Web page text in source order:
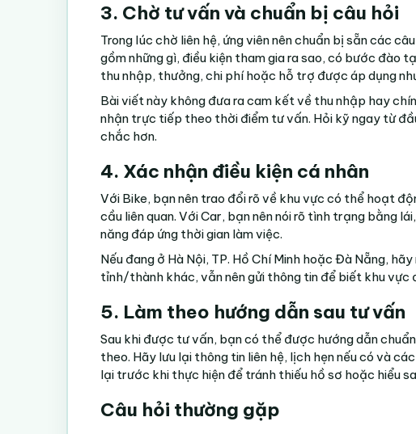
3. Chờ tư vấn và chuẩn bị câu hỏi
Trong lúc chờ liên hệ, ứng viên nên chuẩn bị sẵn các
gồm những gì, điều kiện tham gia ra sao, có bước đào
thu nhập, thưởng, chi phí hoặc hỗ trợ được áp dụng
Bài viết này không đưa ra cam kết về thu nhập hay
nhận trực tiếp theo thời điểm tư vấn. Hỏi kỹ ngay từ
chắc hơn.
4. Xác nhận điều kiện cá nhân
Với Bike, bạn nên trao đổi rõ về khu vực có thể hoạt
cầu liên quan. Với Car, bạn nên nói rõ tình trạng bằng
năng đáp ứng thời gian làm việc.
Nếu đang ở Hà Nội, TP. Hồ Chí Minh hoặc Đà Nẵng,
tỉnh/thành khác, vẫn nên gửi thông tin để biết khu vực
5. Làm theo hướng dẫn sau tư vấn
Sau khi được tư vấn, bạn có thể được hướng dẫn
theo. Hãy lưu lại thông tin liên hệ, lịch hẹn nếu có và
lại trước khi thực hiện để tránh thiếu hồ sơ hoặc hiểu
Câu hỏi thường gặp